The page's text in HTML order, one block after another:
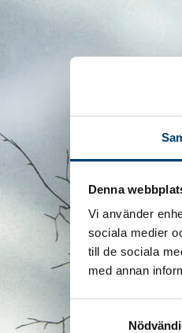
Denna
Vi använder
sociala medier
till de sociala
med annan